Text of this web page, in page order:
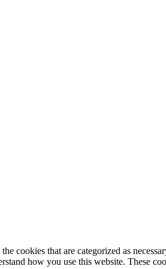
cookies that are categorized as
how you use this website. These